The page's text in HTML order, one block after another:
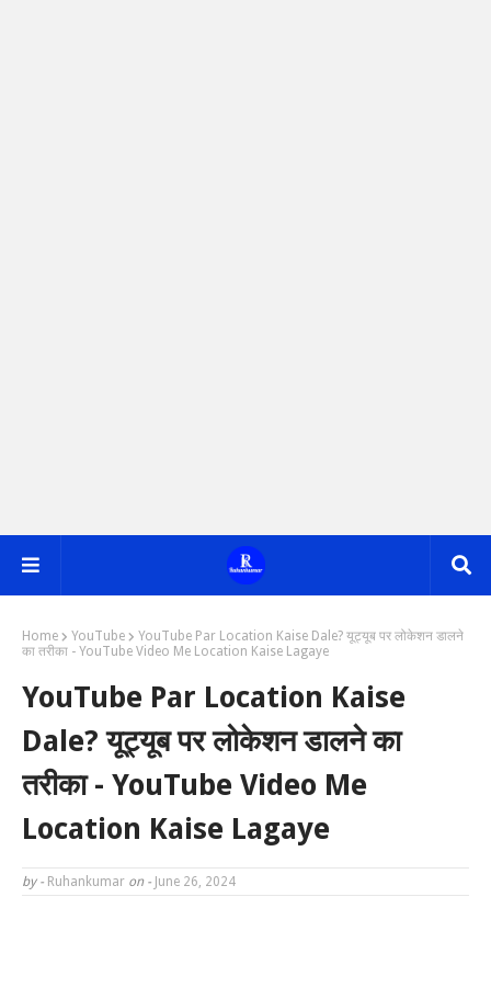
Home YouTube
YouTube Par Location Kaise Dale? यूट्यूब पर लोकेशन डालने
का तरीका - YouTube Video Me Location Kaise Lagaye
YouTube Par Location Kaise
Dale? यूट्यूब पर लोकेशन डालने का
तरीका - YouTube Video Me
Location Kaise Lagaye
by - Ruhankumar on - June 26, 2024